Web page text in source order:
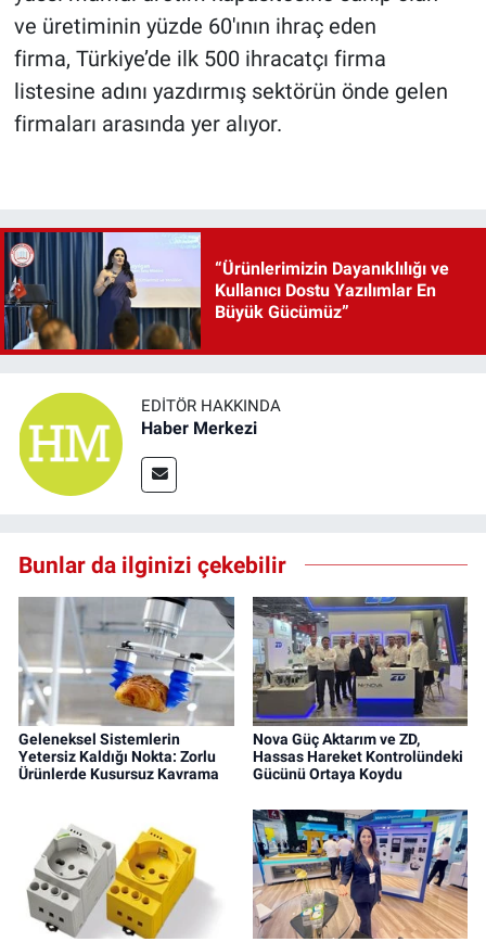
ve üretiminin yüzde 60'ının ihraç eden
firma, Türkiye’de ilk 500 ihracatçı firma
listesine adını yazdırmış sektörün önde gelen
firmaları arasında yer alıyor.
“Ürünlerimizin Dayanıklılığı ve
Kullanıcı Dostu Yazılımlar En
Büyük Gücümüz”
EDITÖR HAKKINDA
Haber Merkezi
Bunlar da ilginizi çekebilir
Geleneksel Sistemlerin
Yetersiz Kaldığı Nokta: Zorlu
Ürünlerde Kusursuz Kavrama
Nova Güç Aktarım ve ZD,
Hassas Hareket Kontrolündeki
Gücünü Ortaya Koydu